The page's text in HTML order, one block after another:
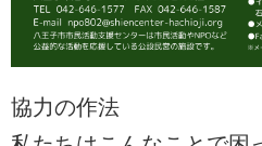
協力の作法